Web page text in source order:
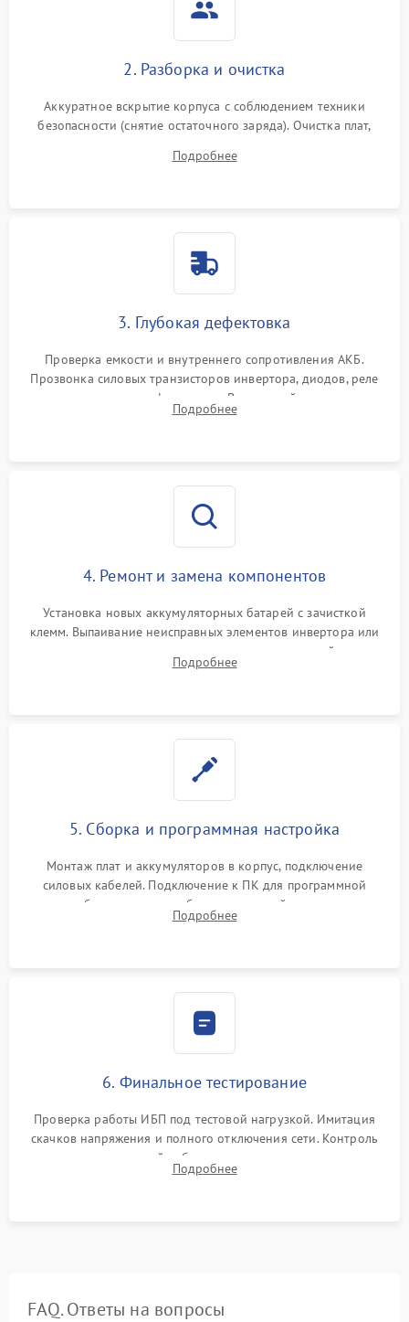
2. Разборка и очистка
Аккуратное вскрытие корпуса с соблюдением техники
безопасности (снятие остаточного заряда). Очистка плат,
и кистей для предотвращения перегрева и замыканий.
Подробнее
3. Глубокая дефектовка
Проверка емкости и внутреннего сопротивления АКБ.
Прозвонка силовых транзисторов инвертора, диодов, реле
переключения и трансформатора. Визуальный поиск вздутых
конденсаторов и прогаров на печатной плате.
Подробнее
4. Ремонт и замена компонентов
Установка новых аккумуляторных батарей с зачисткой
клемм. Выпаивание неисправных элементов инвертора или
цепи зарядки и монтаж новых радиодеталей.
Восстановление поврежденных токоведущих дорожек и
Подробнее
5. Сборка и программная настройка
Монтаж плат и аккумуляторов в корпус, подключение
силовых кабелей. Подключение к ПК для программной
калибровки констант батареи, настройки порогов
срабатывания AVR и сброса счетчиков старения АКБ.
Подробнее
6. Финальное тестирование
Проверка работы ИБП под тестовой нагрузкой. Имитация
скачков напряжения и полного отключения сети. Контроль
времени автономной работы, температурного режима и
корректности формы выходного сигнала.
Подробнее
FAQ. Ответы на вопросы